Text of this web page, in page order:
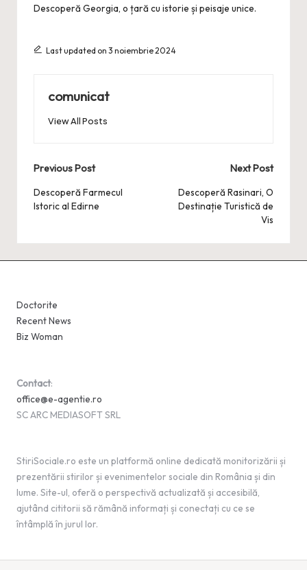
Descoperă Georgia, o țară cu istorie și peisaje unice.
Last updated on 3 noiembrie 2024
comunicat
View All Posts
Post
navigation
Previous Post
Descoperă Farmecul
Istoric al Edirne
Next Post
Descoperă Rasinari, O
Destinație Turistică de
Vis
Doctorite
Recent News
Biz Woman
Contact:
office@e-agentie.ro
SC ARC MEDIASOFT SRL
StiriSociale.ro este un platformă online dedicată monitorizării și
prezentării stirilor și evenimentelor sociale din România și din
lume. Site-ul, oferă o perspectivă actualizată și accesibilă,
ajutând cititorii să rămână informați și conectați cu ce se
întâmplă în jurul lor.